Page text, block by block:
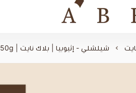
شيلشلي - إثيوبيا | بلاك نايت | 250g